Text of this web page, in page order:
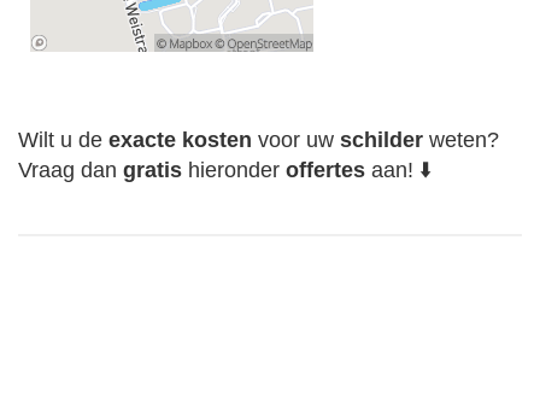
Wilt u de exacte kosten voor uw schilder weten?
Vraag dan gratis hieronder offertes aan! ⬇️